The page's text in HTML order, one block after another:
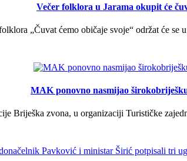
Večer folklora u Jarama okupit će
„Čuvat ćemo običaje svoje“ održat će
MAK ponovno nasmijao
Briješka zvona, u organizaciji Turističke